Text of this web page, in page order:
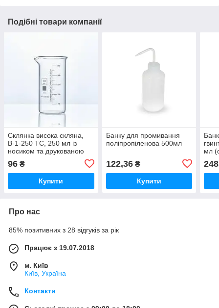
Подібні товари компанії
Склянка висока скляна,
В-1-250 ТС, 250 мл із
носиком та друкованою
96 ₴
Купити
Банку для промивання
поліпропіленова 500мл
122,36₴
Купити
мл
248
Про нас
85% позитивних з 28 відгуків за рік
Працює з 19.07.2018
м. Київ
Київ, Україна
Контакти